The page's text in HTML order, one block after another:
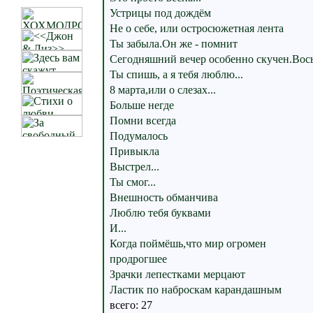
Устрицы под дождём
Не о себе, или остросюжетная лента
Ты забыла.Он же - помнит
Сегодняшний вечер особенно
Ты спишь, а я тебя люблю...
8 марта,или о слезах...
Больше негде
Помни всегда
Подумалось
Привыкла
Выстрел...
Ты смог...
Внешность обманчива
Люблю тебя буквами
И...
Когда поймёшь,что мир огромен
продрогшее
Зрачки лепестками мерцают
Ластик по наброскам карандашным
всего: 27